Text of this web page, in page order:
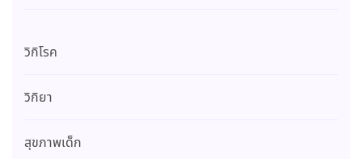
วิกิโรค
วิกิยา
สุขภาพเด็ก